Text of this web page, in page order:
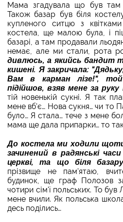
Мама згадувала що був там
Також базар був біля
купленого ситцю з
костела, ще малою була, і
базарі, а там продавали
немає, але ми стали, рота
дивлюсь, а якийсь бандит
кишені. Я закричала:
Вам в карман лізе!", той
підійшов, взяв мене за
тій новенькій сукні. Я так
мене вб'є… Нова сукня… чи то
було… Я стала… тече з мене
мама ще дала припарки… то
До костела ми ходили
зачинений в радянські
церкві, та що біля
прізвище не пам'ятаю,
будинок, ще граф Полозов
чотири сім'ї польських. То був
мене вчили. Як польська
десь поділись…